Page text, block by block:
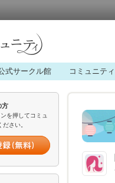
式サークル館 コミュニテ
方
を押してコミュ
さい。